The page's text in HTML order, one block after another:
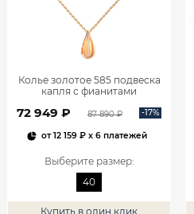
Колье золотое 585 подвеска
капля с фианитами
72 949 ₽ 87 890 ₽ -17%
от12 159 ₽x 6 платежей
Выберите размер:
40
Купить в один клик